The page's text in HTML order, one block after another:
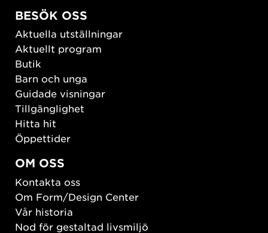
BESÖK OSS
Aktuella utställningar
Aktuellt program
Butik
Barn och unga
Guidade visningar
Tillgänglighet
Hitta hit
Öppettider
OM OSS
Kontakta oss
Om Form/Design Center
Vår historia
Nod för gestaltad livsmiljö